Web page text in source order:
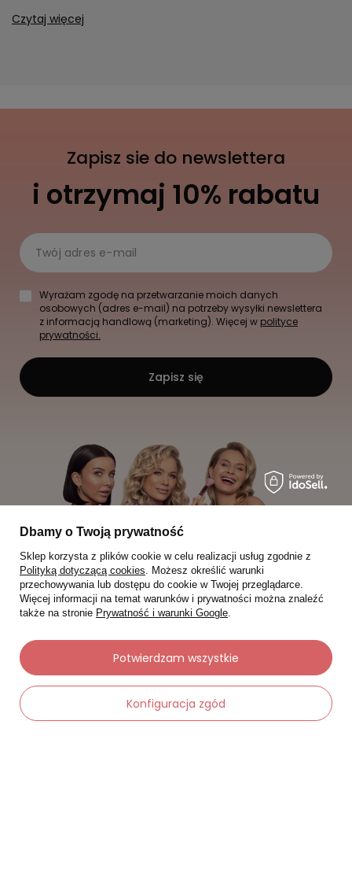
Czytaj więcej
Zapisz sie do newslettera
i otrzymaj 10% rabatu
Twój adres e-mail
Wyrażam zgodę na przetwarzanie moich danych
osobowych (adres e-mail) na potrzeby wysyłki newslettera
z informacją handlową (marketing). Więcej w polityce
prywatności.
Zapisz się
Moje zamówienia
Status zamówienia
Śledzenie przesyłki
Dbamy o Twoją prywatność
Sklep korzysta z plików cookie w celu realizacji usług zgodnie z
Polityką dotyczącą cookies. Możesz określić warunki
przechowywania lub dostępu do cookie w Twojej przeglądarce.
Więcej informacji na temat warunków i prywatności można znaleźć
także na stronie Prywatność i warunki Google.
Konfiguracja zgód
Potwierdzam wszystkie